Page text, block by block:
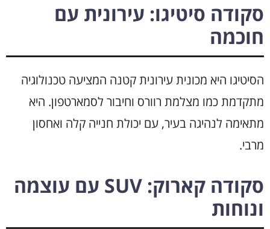
סקודה סיטיגו: עירונית עם
חוכמה
הסיטיגו היא מכונית עירונית קטנה המציעה טכנולוגיה
מתקדמת כמו מצלמת רוורס וחיבור לסמארטפון. היא
מתאימה לנהיגה בעיר, עם יכולת חנייה קלה ואחסון
מרבי.
סקודה קארוק: SUV עם עוצמה
ונוחות